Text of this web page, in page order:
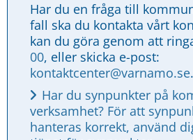
Har du en fråga till
fall ska du kontakta vårt
kan du göra genom att
00
kontaktcenter@varnamo.se.
Har du synpunkter på
verksamhet? För att
hanteras korrekt, använd